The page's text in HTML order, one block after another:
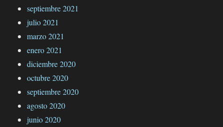
septiembre 2021
julio 2021
marzo 2021
enero 2021
diciembre 2020
octubre 2020
septiembre 2020
agosto 2020
junio 2020